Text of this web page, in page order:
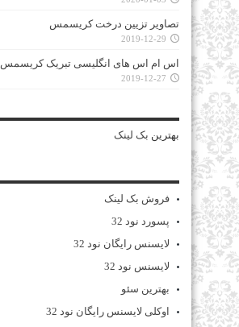
تصاویر تزیین درخت کریسمس
2019-12-29
اس ام اس های انگلیسی تبریک کریسمس
2019-12-27
بهترین بک لینک
فروش بک لینک
پسورد نود 32
لایسنس رایگان نود 32
لایسنس نود 32
بهترین سئو
اوکلی لایسنس رایگان نود 32